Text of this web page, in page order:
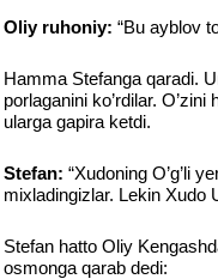
Oliy ruhoniy: “Bu ayblov
Hamma Stefanga qaradi.
porlaganini ko’rdilar. O’zini
ularga gapira ketdi.
Stefan: “Xudoning O’g’li
mixladingizlar. Lekin Xudo
Stefan hatto Oliy
osmonga qarab dedi: